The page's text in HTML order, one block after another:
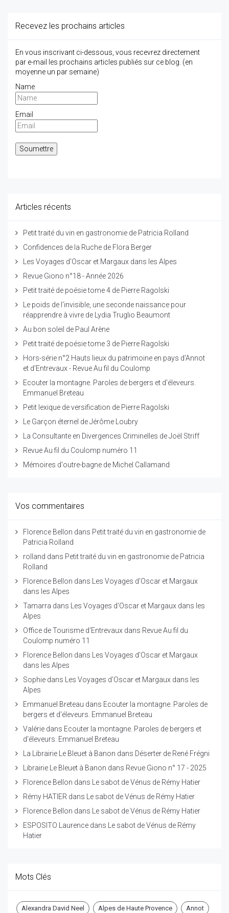
Recevez les prochains articles
En vous inscrivant ci-dessous, vous recevrez directement
par e-mail les prochains articles publiés sur ce blog. (en
moyenne un par semaine)
Name
Email
Articles récents
Petit traité du vin en gastronomie de Patricia Rolland
Confidences de la Ruche de Flora Berger
Les Voyages d'Oscar et Margaux dans les Alpes
Revue Giono n°18 - Année 2026
Petit traité de poésie tome 4 de Pierre Ragolski
Le poids de l'invisible, une seconde naissance pour
réapprendre à vivre de Lydia Truglio Beaumont
Au bon soleil de Paul Arène
Petit traité de poésie tome 3 de Pierre Ragolski
Hors-série n°2 Hauts lieux du patrimoine en pays d'Annot
et d'Entrevaux - Revue Au fil du Coulomp
Ecouter la montagne. Paroles de bergers et d'éleveurs.
Emmanuel Breteau
Petit lexique de versification de Pierre Ragolski
Le Garçon éternel de Jérôme Loubry
La Consultante en Divergences Criminelles de Joël Striff
Revue Au fil du Coulomp numéro 11
Mémoires d'outre-bagne de Michel Callamand
Vos commentaires
Florence Bellon dans Petit traité du vin en gastronomie de
Patricia Rolland
rolland dans Petit traité du vin en gastronomie de Patricia
Rolland
Florence Bellon dans Les Voyages d'Oscar et Margaux
dans les Alpes
Tamarra dans Les Voyages d'Oscar et Margaux dans les
Alpes
Office de Tourisme d'Entrevaux dans Revue Au fil du
Coulomp numéro 11
Florence Bellon dans Les Voyages d'Oscar et Margaux
dans les Alpes
Sophie dans Les Voyages d'Oscar et Margaux dans les
Alpes
Emmanuel Breteau dans Ecouter la montagne. Paroles de
bergers et d'éleveurs. Emmanuel Breteau
Valérie dans Ecouter la montagne. Paroles de bergers et
d'éleveurs. Emmanuel Breteau
La Librairie Le Bleuet à Banon dans Déserter de René Frégni
Librairie Le Bleuet à Banon dans Revue Giono n° 17 - 2025
Florence Bellon dans Le sabot de Vénus de Rémy Hatier
Rémy HATIER dans Le sabot de Vénus de Rémy Hatier
Florence Bellon dans Le sabot de Vénus de Rémy Hatier
ESPOSITO Laurence dans Le sabot de Vénus de Rémy
Hatier
Mots Clés
Alexandra David Neel Alpes de Haute Provence Annot